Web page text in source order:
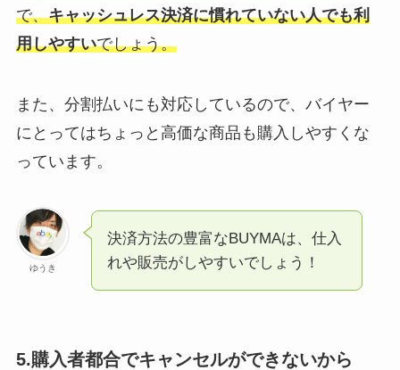
で、キャッシュレス決済に慣れていない人でも利
用しやすいでしょう。
また、分割払いにも対応しているので、バイヤー
にとってはちょっと高価な商品も購入しやすくな
っています。
ゆうき
決済方法の豊富なBUYMAは、仕入
れや販売がしやすいでしょう！
5.購入者都合でキャンセルができないから